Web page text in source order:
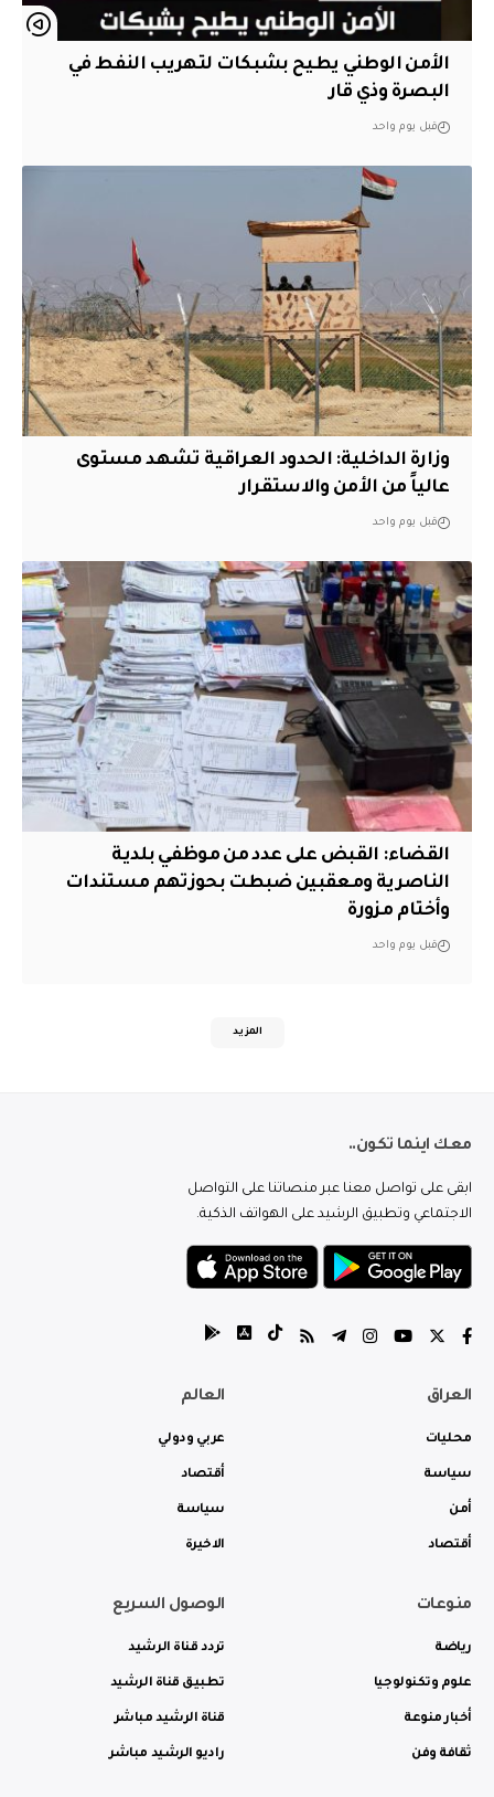
الأمن الوطني يطيح بشبكات لتهريب النفط في
البصرة وذي قار
قبل يوم واحد
وزارة الداخلية: الحدود العراقية تشهد مستوى
عالياً من الأمن والاستقرار
قبل يوم واحد
القضاء: القبض على عدد من موظفي بلدية
الناصرية ومعقبين ضبطت بحوزتهم مستندات
وأختام مزورة
قبل يوم واحد
المزيد
معك اينما تكون..
ابقى على تواصل معنا عبر منصاتنا على التواصل
الاجتماعي وتطبيق الرشيد على الهواتف الذكية.
العراق
محليات
سياسة
أمن
أقتصاد
العالم
عربي ودولي
أقتصاد
سياسة
الاخيرة
منوعات
رياضة
علوم وتكنولوجيا
أخبار منوعة
ثقافة وفن
الوصول السريع
تردد قناة الرشيد
تطبيق قناة الرشيد
قناة الرشيد مباشر
راديو الرشيد مباشر